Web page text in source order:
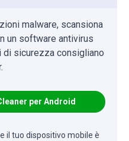
malware, scansiona
un software antivirus
sicurezza consigliano
per Android
il tuo dispositivo mobile è